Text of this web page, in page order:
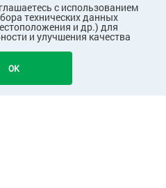
745
с использованием
технических данных
и др.) для
и улучшения качества
OK